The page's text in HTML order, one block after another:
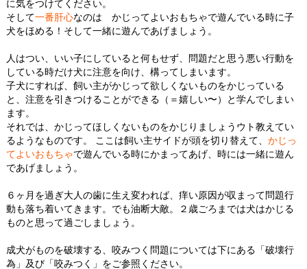
に気をつけてください。
そして一番肝心なのは かじってよいおもちゃで遊んでいる時に子
犬をほめる！そして一緒に遊んであげましょう。
人はつい、いい子にしていると何もせず、問題だと思う悪い行動を
している時だけ犬に注意を向け、構ってしまいます。
子犬にすれば、飼い主がかじって欲しくないものをかじっている
と、注意を引きつけることができる（＝嬉しい〜）と学んでしまい
ます。
それでは、かじってほしくないものをかじりましょうウト教えてい
るようなものです。 ここは飼い主サイドが頭を切り替えて、 かじっ
てよいおもちゃで遊んでいる時にかまってあげ、時には一緒に遊ん
であげましょう。
６ヶ月を過ぎ大人の歯に生え変われば、痒い原因が収まって問題行
動も落ち着いてきます。でも油断大敵。２歳ごろまでは犬はかじる
ものと思って過ごしましょう。
成犬がものを破壊する、咬みつく問題については下にある「破壊行
為」及び「咬みつく」をご参照ください。